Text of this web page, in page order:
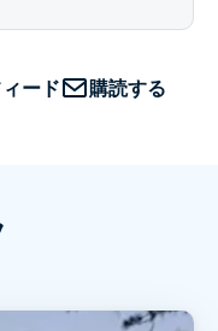
ード 購読する